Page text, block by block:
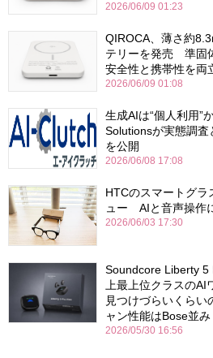
2026/06/09 01:23
QIROCA、薄さ約
テリーを発売 準固
安全性と携帯性を両
2026/06/09 01:08
生成AIは“個人利用”
Solutionsが実態調査
を公開
2026/06/08 17:08
HTCのスマートグラ
ュー AIと音声操作
2026/06/03 17:30
Soundcore Liberty
上最上位クラスのAI
見つけづらいくら
ャン性能はBose並み
2026/05/30 16:56